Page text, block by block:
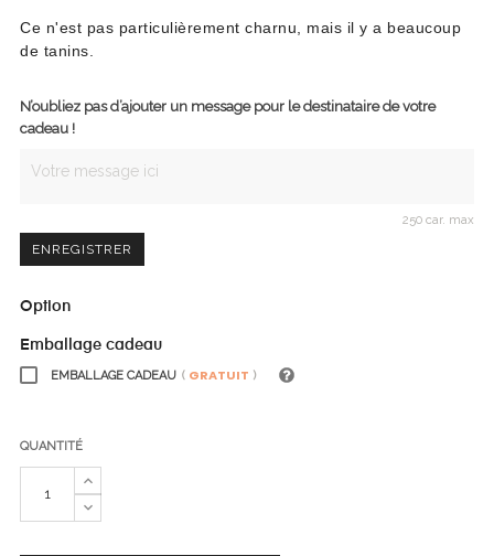
Ce n'est pas particulièrement charnu, mais il y a beaucoup
de tanins.
N’oubliez pas d’ajouter un message pour le destinataire de votre
cadeau !
250 car. max
ENREGISTRER
Option
Emballage cadeau
EMBALLAGE CADEAU ( GRATUIT )
QUANTITÉ